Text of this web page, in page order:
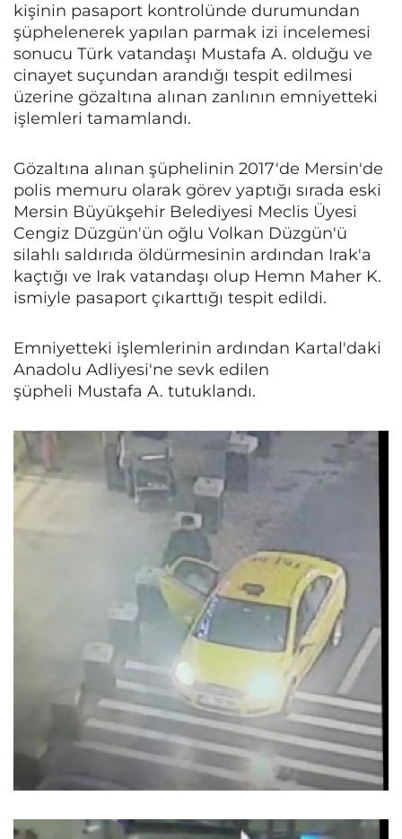
kişinin pasaport kontrolünde durumundan
şüphelenerek yapılan parmak izi incelemesi
sonucu Türk vatandaşı Mustafa A. olduğu ve
cinayet suçundan arandığı tespit edilmesi
üzerine gözaltına alınan zanlının emniyetteki
işlemleri tamamlandı.
Gözaltına alınan şüphelinin 2017'de Mersin'de
polis memuru olarak görev yaptığı sırada eski
Mersin Büyükşehir Belediyesi Meclis Üyesi
Cengiz Düzgün'ün oğlu Volkan Düzgün'ü
silahlı saldırıda öldürmesinin ardından Irak'a
kaçtığı ve Irak vatandaşı olup Hemn Maher K.
ismiyle pasaport çıkarttığı tespit edildi.
Emniyetteki işlemlerinin ardından Kartal'daki
Anadolu Adliyesi'ne sevk edilen
şüpheli Mustafa A. tutuklandı.